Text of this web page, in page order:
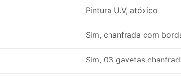
Pintura U.V, atóxico
Sim, chanfrada com
Sim, 03 gavetas